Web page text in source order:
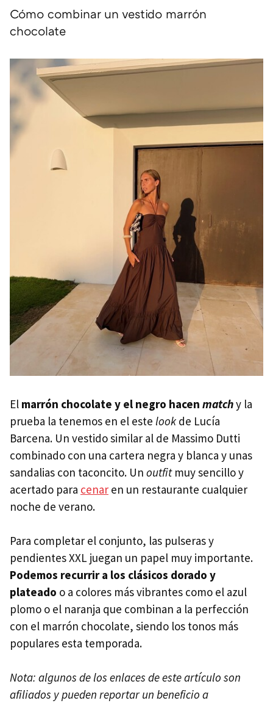
Cómo combinar un vestido marrón
chocolate
El marrón chocolate y el negro hacen matchy la
prueba la tenemos en el este look de Lucía
Barcena. Un vestido similar al de Massimo Dutti
combinado con una cartera negra y blanca y unas
sandalias con taconcito. Un outfitmuy sencillo y
acertado para cenar en un restaurante cualquier
noche de verano.
Para completar el conjunto, las pulseras y
pendientes XXL juegan un papel muy importante.
Podemos recurrir a los clásicos dorado y
plateado o a colores más vibrantes como el azul
plomo o el naranja que combinan a la perfección
con el marrón chocolate, siendo los tonos más
populares esta temporada.
Nota: algunos de los enlaces de este artículo son
afiliados y pueden reportar un beneficio a